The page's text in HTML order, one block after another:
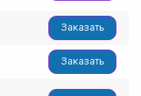
Заказать
Заказать